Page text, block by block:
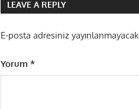
LEAVE A REPLY
E-posta adresiniz yayınlanmayacak.
Yorum*